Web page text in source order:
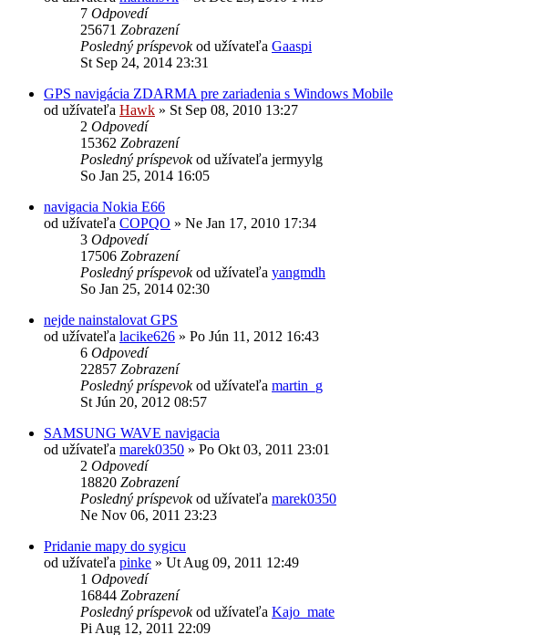
7 Odpovedí
25671 Zobrazení
Posledný príspevokod užívateľa Gaaspi
St Sep 24, 2014 23:31
GPS navigácia ZDARMA pre zariadenia s Windows Mobile
od užívateľa Hawk » St Sep 08, 2010 13:27
2 Odpovedí
15362 Zobrazení
Posledný príspevokod užívateľa jermyylg
So Jan 25, 2014 16:05
navigacia Nokia E66
od užívateľa COPQO » Ne Jan 17, 2010 17:34
3 Odpovedí
17506 Zobrazení
Posledný príspevokod užívateľa yangmdh
So Jan 25, 2014 02:30
nejde nainstalovat GPS
od užívateľa lacike626 » Po Jún 11, 2012 16:43
6 Odpovedí
22857 Zobrazení
Posledný príspevokod užívateľa martin_g
St Jún 20, 2012 08:57
SAMSUNG WAVE navigacia
od užívateľa marek0350 » Po Okt 03, 2011 23:01
2 Odpovedí
18820 Zobrazení
Posledný príspevokod užívateľa marek0350
Ne Nov 06, 2011 23:23
Pridanie mapy do sygicu
od užívateľa pinke » Ut Aug 09, 2011 12:49
1 Odpovedí
16844 Zobrazení
Posledný príspevokod užívateľa Kajo_mate
Pi Aug 12, 2011 22:09